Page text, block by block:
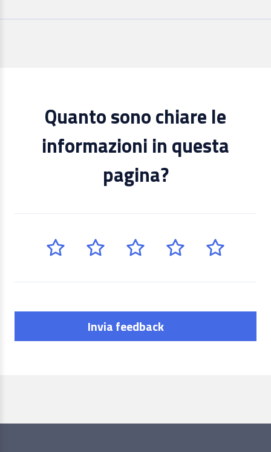
Quanto sono chiare le
informazioni in questa
pagina?
Invia feedback